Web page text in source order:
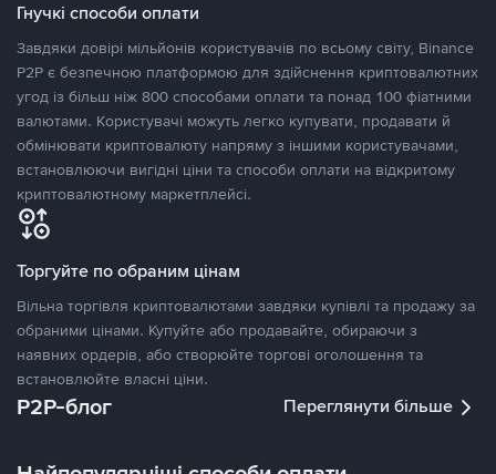
Гнучкі способи оплати
Завдяки довірі мільйонів користувачів по всьому світу, Binance
P2P є безпечною платформою для здійснення криптовалютних
угод із більш ніж 800 способами оплати та понад 100 фіатними
валютами. Користувачі можуть легко купувати, продавати й
обмінювати криптовалюту напряму з іншими користувачами,
встановлюючи вигідні ціни та способи оплати на відкритому
криптовалютному маркетплейсі.
Торгуйте по обраним цінам
Вільна торгівля криптовалютами завдяки купівлі та продажу за
обраними цінами. Купуйте або продавайте, обираючи з
наявних ордерів, або створюйте торгові оголошення та
встановлюйте власні ціни.
P2P-блог Переглянути більше